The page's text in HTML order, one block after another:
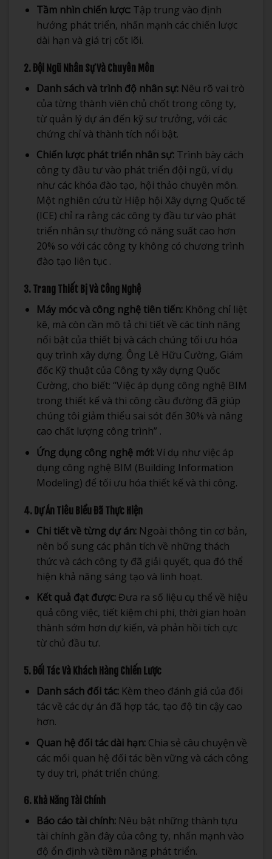
Tầm nhìn chiến lược:Tập trung vào định
hướng phát triển, nhấn mạnh các chiến lược
dài hạn và giá trị cốt lõi.
2. Đội Ngũ Nhân Sự Và Chuyên Môn
Danh sách và trình độ nhân sự:Nêu rõ vai trò
của từng thành viên chủ chốt trong công ty,
từ quản lý dự án đến kỹ sư trưởng, với các
chứng chỉ và thành tích nổi bật.
Chiến lược phát triển nhân sự:Trình bày cách
công ty đầu tư vào phát triển đội ngũ, ví dụ
như các khóa đào tạo, hội thảo chuyên môn.
Một nghiên cứu từ Hiệp hội Xây dựng Quốc tế
(ICE) chỉ ra rằng các công ty đầu tư vào phát
triển nhân sự thường có năng suất cao hơn
20% so với các công ty không có chương trình
đào tạo liên tục .
3. Trang Thiết Bị Và Công Nghệ
Máy móc và công nghệ tiên tiến:Không chỉ liệt
kê, mà còn cần mô tả chi tiết về các tính năng
nổi bật của thiết bị và cách chúng tối ưu hóa
quy trình xây dựng. Ông Lê Hữu Cường, Giám
đốc Kỹ thuật của Công ty xây dựng Quốc
Cường, cho biết: “Việc áp dụng công nghệ BIM
trong thiết kế và thi công cầu đường đã giúp
chúng tôi giảm thiểu sai sót đến 30% và nâng
cao chất lượng công trình” .
Ứng dụng công nghệ mới:Ví dụ như việc áp
dụng công nghệ BIM (Building Information
Modeling) để tối ưu hóa thiết kế và thi công.
4. Dự Án Tiêu Biểu Đã Thực Hiện
Chi tiết về từng dự án:Ngoài thông tin cơ bản,
nên bổ sung các phân tích về những thách
thức và cách công ty đã giải quyết, qua đó thể
hiện khả năng sáng tạo và linh hoạt.
Kết quả đạt được:Đưa ra số liệu cụ thể về hiệu
quả công việc, tiết kiệm chi phí, thời gian hoàn
thành sớm hơn dự kiến, và phản hồi tích cực
từ chủ đầu tư.
5. Đối Tác Và Khách Hàng Chiến Lược
Danh sách đối tác:Kèm theo đánh giá của đối
tác về các dự án đã hợp tác, tạo độ tin cậy cao
hơn.
Quan hệ đối tác dài hạn:Chia sẻ câu chuyện về
các mối quan hệ đối tác bền vững và cách công
ty duy trì, phát triển chúng.
6. Khả Năng Tài Chính
Báo cáo tài chính:Nêu bật những thành tựu
tài chính gần đây của công ty, nhấn mạnh vào
độ ổn định và tiềm năng phát triển.